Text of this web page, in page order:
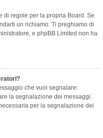
di regole per la propria Board. Se
un richiamo. Ti preghiamo di
e phpBB Limited non ha
che vuoi segnalare:
la segnalazione dei messaggi.
per la segnalazione dei